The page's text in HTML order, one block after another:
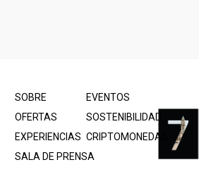
SOBRE
EVENTOS
OFERTAS
SOSTENIBILIDAD
EXPERIENCIAS CRIPTOMONEDAS
SALA DE PRENSA